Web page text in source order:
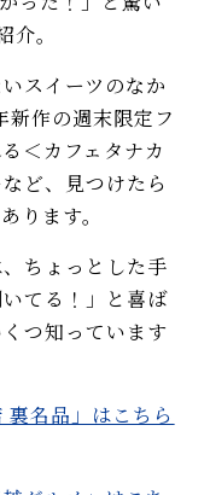
。
スイーツのなか
作の週末限定フ
＜カフェタナカ
ど、見つけたら
ります。
ちょっとした手
てる！」と喜ば
つ知っています
名品」はこちら